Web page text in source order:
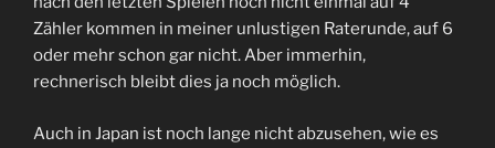
Zähler kommen in meiner unlustigen Raterunde, auf 6
oder mehr schon gar nicht. Aber immerhin,
rechnerisch bleibt dies ja noch möglich.
Auch in Japan ist noch lange nicht abzusehen, wie es